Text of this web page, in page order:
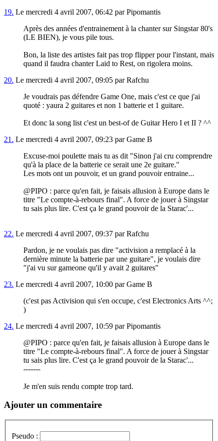
19. Le mercredi 4 avril 2007, 06:42 par Pipomantis
Après des années d'entrainement à la chanter sur Singstar 80's
(LE BIEN), je vous pile tous.
Bon, la liste des artistes fait pas trop flipper pour l'instant, mais
quand il faudra chanter Laid to Rest, on rigolera moins.
20. Le mercredi 4 avril 2007, 09:05 par Rafchu
Je voudrais pas défendre Game One, mais c'est ce que j'ai
quoté : yaura 2 guitares et non 1 batterie et 1 guitare.
Et donc la song list c'est un best-of de Guitar Hero I et II ? ^^
21. Le mercredi 4 avril 2007, 09:23 par Game B
Excuse-moi poulette mais tu as dit "Sinon j'ai cru comprendre
qu'à la place de la batterie ce serait une 2e guitare."
Les mots ont un pouvoir, et un grand pouvoir entraine...
@PIPO : parce qu'en fait, je faisais allusion à Europe dans le
titre "Le compte-à-rebours final". A force de jouer à Singstar
tu sais plus lire. C'est ça le grand pouvoir de la Starac'...
22. Le mercredi 4 avril 2007, 09:37 par Rafchu
Pardon, je ne voulais pas dire "activision a remplacé à la
dernière minute la batterie par une guitare", je voulais dire
"j'ai vu sur gameone qu'il y avait 2 guitares"
23. Le mercredi 4 avril 2007, 10:00 par Game B
(c'est pas Activision qui s'en occupe, c'est Electronics Arts ^^;
)
24. Le mercredi 4 avril 2007, 10:59 par Pipomantis
@PIPO : parce qu'en fait, je faisais allusion à Europe dans le
titre "Le compte-à-rebours final". A force de jouer à Singstar
tu sais plus lire. C'est ça le grand pouvoir de la Starac'...
-------
Je m'en suis rendu compte trop tard.
Ajouter un commentaire
Pseudo :